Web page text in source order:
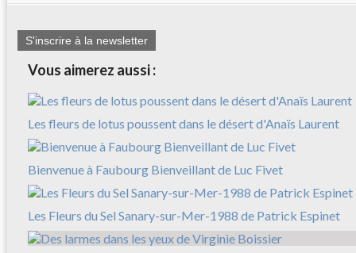
S'inscrire à la newsletter
Vous aimerez aussi :
Les fleurs de lotus poussent dans le désert d'Anaïs Laurent
Bienvenue à Faubourg Bienveillant de Luc Fivet
Les Fleurs du Sel Sanary-sur-Mer-1988 de Patrick Espinet